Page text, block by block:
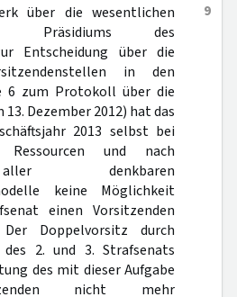
9
über die wesentlichen
Präsidiums des
Entscheidung über die
in den
6 zum Protokoll über die
Dezember 2012) hat das
2013 selbst bei
Ressourcen und nach
denkbaren
keine Möglichkeit
einen Vorsitzenden
Doppelvorsitz durch
2. und 3. Strafsenats
des mit dieser Aufgabe
nicht mehr